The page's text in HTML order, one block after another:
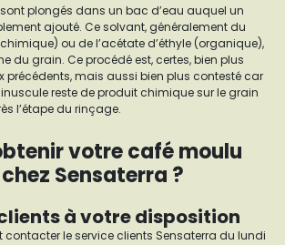
plongés dans un bac d’eau auquel un
ajouté. Ce solvant, généralement du
ou de l’acétate d’éthyle (organique),
du grain. Ce procédé est, certes, bien plus
précédents, mais aussi bien plus contesté car
reste de produit chimique sur le grain
l’étape du rinçage.
votre café moulu
Sensaterra ?
à votre disposition
contacter le service clients Sensaterra du lundi